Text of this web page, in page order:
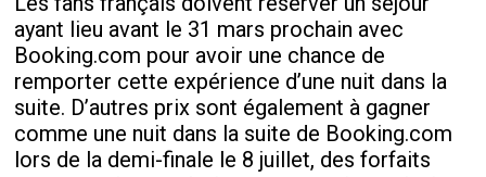
ayant lieu avant le 31 mars prochain avec
Booking.com pour avoir une chance de
remporter cette expérience d’une nuit dans la
suite. D’autres prix sont également à gagner
comme une nuit dans la suite de Booking.com
lors de la demi-finale le 8 juillet, des forfaits